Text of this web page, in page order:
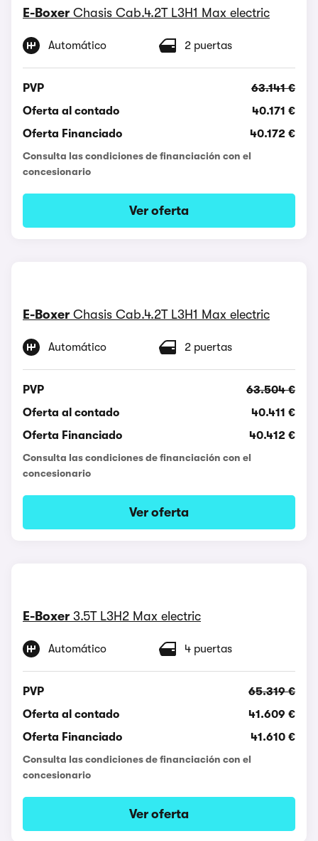
E-Boxer Chasis Cab.4.2T L3H1 Max electric
Automático 2 puertas
PVP
63.141 €
Oferta al contado
40.171 €
Oferta Financiado
40.172 €
Consulta las condiciones de financiación con el
concesionario
Ver oferta
E-Boxer Chasis Cab.4.2T L3H1 Max electric
Automático 2 puertas
PVP
63.504 €
Oferta al contado
40.411 €
Oferta Financiado
40.412 €
Consulta las condiciones de financiación con el
concesionario
Ver oferta
E-Boxer 3.5T L3H2 Max electric
Automático 4 puertas
PVP
65.319 €
Oferta al contado
41.609 €
Oferta Financiado
41.610 €
Consulta las condiciones de financiación con el
concesionario
Ver oferta